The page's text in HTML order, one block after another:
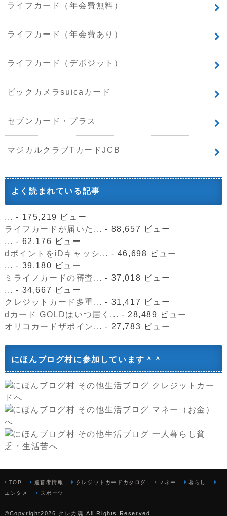
ライフカード（年会費無料）
ライフカード（年会費あり）
ライフカード（デポジット）
ビックカメラsuicaカード
セブンカード・プラス
マジカルクラブTカードJCB
よく読まれている記事
... - 175,219 ビュー
ライフカードが届いた... - 88,657 ビュー
... - 62,176 ビュー
dポイントをiDキャッシ... - 46,698 ビュー
... - 39,180 ビュー
ミライノカードの審査... - 37,018 ビュー
... - 34,667 ビュー
クレジットカード多重... - 31,417 ビュー
dカード GOLDはいつ届く... - 28,489 ビュー
オリコカードザポイン... - 27,783 ビュー
にほんブログ村に参加しています＾＾
TOP 運営者情報 クレジットカードカタログ マネー
暮らし
エンタメ
スポーツ
©Copyright2026 クレカ魂 .All Rights Reserved.